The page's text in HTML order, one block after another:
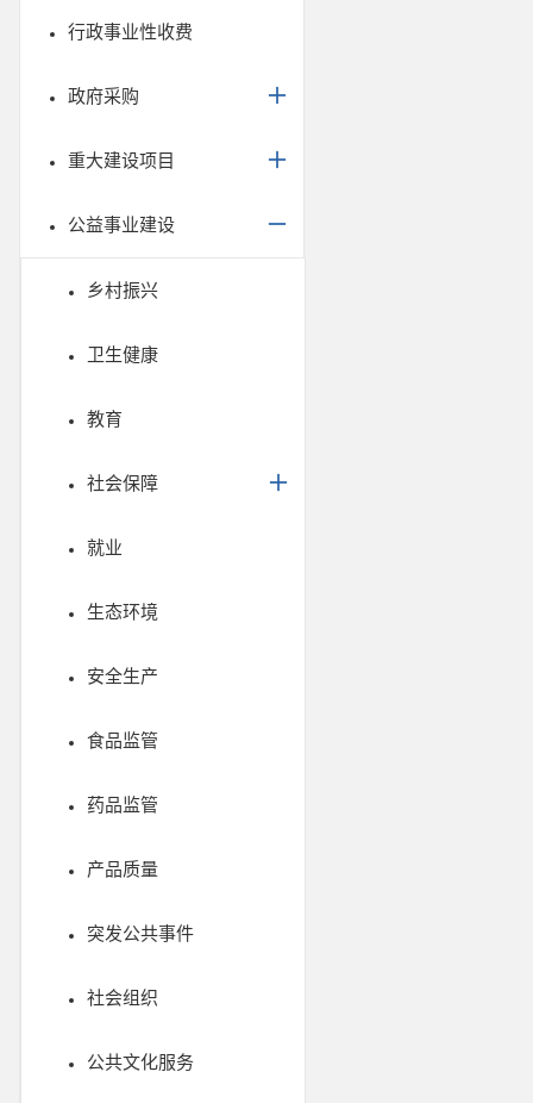
行政事业性收费
政府采购
重大建设项目
公益事业建设
乡村振兴
卫生健康
教育
社会保障
就业
生态环境
安全生产
食品监管
药品监管
产品质量
突发公共事件
社会组织
公共文化服务